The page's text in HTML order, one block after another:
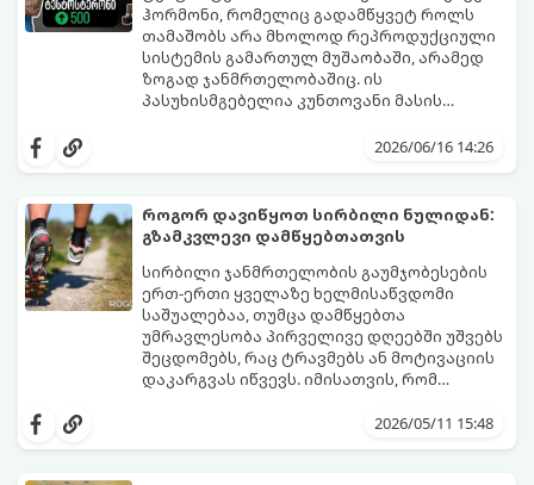
ჰორმონი, რომელიც გადამწყვეტ როლს
თამაშობს არა მხოლოდ რეპროდუქციული
სისტემის გამართულ მუშაობაში, არამედ
ზოგად ჯანმრთელობაშიც. ის
პასუხისმგებელია კუნთოვანი მასის
დონეზე, გუნება-განწყობაზე,
ორგანიზმში ტესტოსტერონის დონე
თანამედროვე სტრესული ცხოვრების წესი,
არასწორი კვება და უმოძრაობა ამ პროცესს
კატასტროფულად აჩქარებს. დაბალი
ტესტოსტერონი იწვევს მუდმივ
დაღლილობას, დეპრესიას, კუნთების
განლევასა და ცხიმის დაგროვებას მუცლის
არეში.
სინთეტიკური ჰორმონალური თერაპიის
დაწყებამდე, რომელსაც ხშირად
სერიოზული გვერდითი ეფექტები აქვს,
უმჯობესია ორგანიზმს ტესტოსტერონის
გამომუშავებაში ბუნებრივი, მეცნიერულად
დადასტურებული გზებით დაეხმაროთ.
წარმოგიდგენთ ტესტოსტერონის
2026/06/16 14:26
როგორ დავიწყოთ სირბილი ნულიდან:
გზამკვლევი დამწყებთათვის
სირბილი ჯანმრთელობის გაუმჯობესების
ერთ-ერთი ყველაზე ხელმისაწვდომი
საშუალებაა, თუმცა დამწყებთა
უმრავლესობა პირველივე დღეებში უშვებს
შეცდომებს, რაც ტრავმებს ან მოტივაციის
დაკარგვას იწვევს. იმისათვის, რომ
ნაწილად იქცეს, მიჰყევით ამ ინსტრუქციას:
2026/05/11 15:48